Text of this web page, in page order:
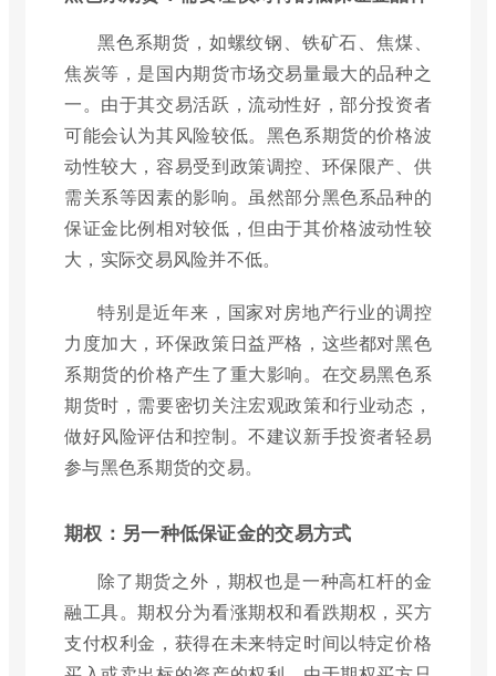
黑色系期货，如螺纹钢、铁矿石、焦煤、
焦炭等，是国内期货市场交易量最大的品种之
一。由于其交易活跃，流动性好，部分投资者
可能会认为其风险较低。黑色系期货的价格波
动性较大，容易受到政策调控、环保限产、供
需关系等因素的影响。虽然部分黑色系品种的
保证金比例相对较低，但由于其价格波动性较
大，实际交易风险并不低。
特别是近年来，国家对房地产行业的调控
力度加大，环保政策日益严格，这些都对黑色
系期货的价格产生了重大影响。在交易黑色系
期货时，需要密切关注宏观政策和行业动态，
做好风险评估和控制。不建议新手投资者轻易
参与黑色系期货的交易。
期权：另一种低保证金的交易方式
除了期货之外，期权也是一种高杠杆的金
融工具。期权分为看涨期权和看跌期权，买方
支付权利金，获得在未来特定时间以特定价格